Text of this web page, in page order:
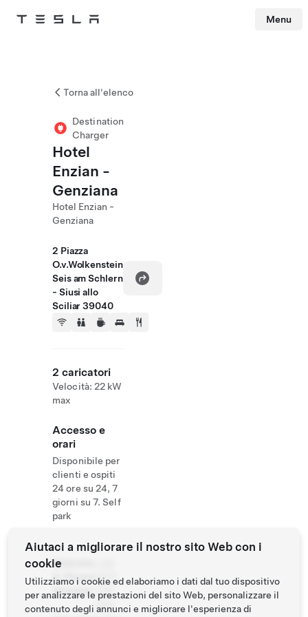
Tesla Menu
Torna all'elenco
Destination
Charger
Hotel
Enzian -
Genziana
Hotel Enzian -
Genziana
2 Piazza
O.v.Wolkenstein
Seis am Schlern
- Siusi allo
Sciliar 39040
2 caricatori
Velocità: 22 kW
max
Accesso e
orari
Disponibile per
clienti e ospiti
24 ore su 24, 7
giorni su 7. Self
park
Website
& Phone
Number
0471
Aiutaci a migliorare il nostro sito Web con i
cookie
Utilizziamo i cookie ed elaboriamo i dati dal tuo dispositivo
per analizzare le prestazioni del sito Web, personalizzare il
contenuto degli annunci e migliorare l'esperienza di